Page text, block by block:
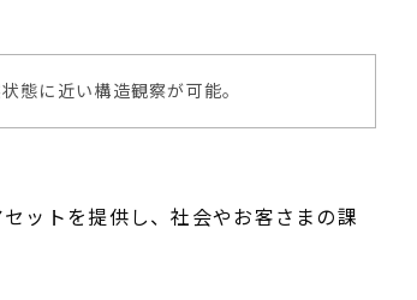
態に近い構造観察が可能。
ットを提供し、社会やお客さまの課